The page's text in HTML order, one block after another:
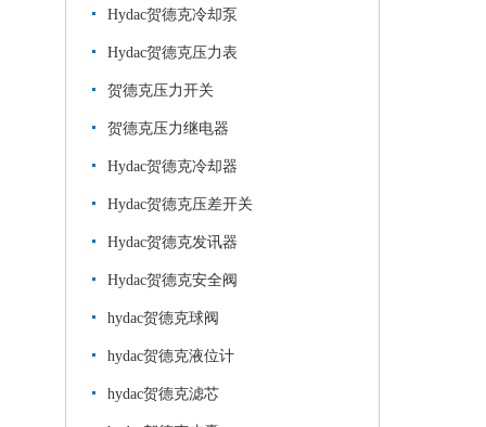
Hydac贺德克冷却泵
Hydac贺德克压力表
贺德克压力开关
贺德克压力继电器
Hydac贺德克冷却器
Hydac贺德克压差开关
Hydac贺德克发讯器
Hydac贺德克安全阀
hydac贺德克球阀
hydac贺德克液位计
hydac贺德克滤芯